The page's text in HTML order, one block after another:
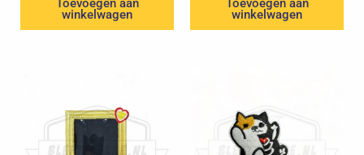
Toevoegen aan
winkelwagen
Toevoegen aan
winkelwagen